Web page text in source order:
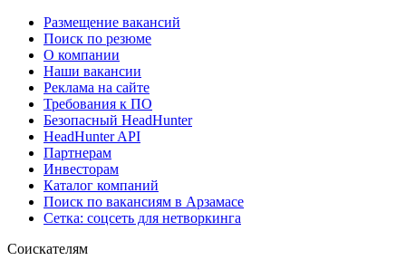
Размещение вакансий
Поиск по резюме
О компании
Наши вакансии
Реклама на сайте
Требования к ПО
Безопасный HeadHunter
HeadHunter API
Партнерам
Инвесторам
Каталог компаний
Поиск по вакансиям в Арзамасе
Сетка: соцсеть для нетворкинга
Соискателям